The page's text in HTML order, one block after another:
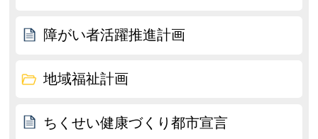
障がい者活躍推進計画
地域福祉計画
ちくせい健康づくり都市宣言